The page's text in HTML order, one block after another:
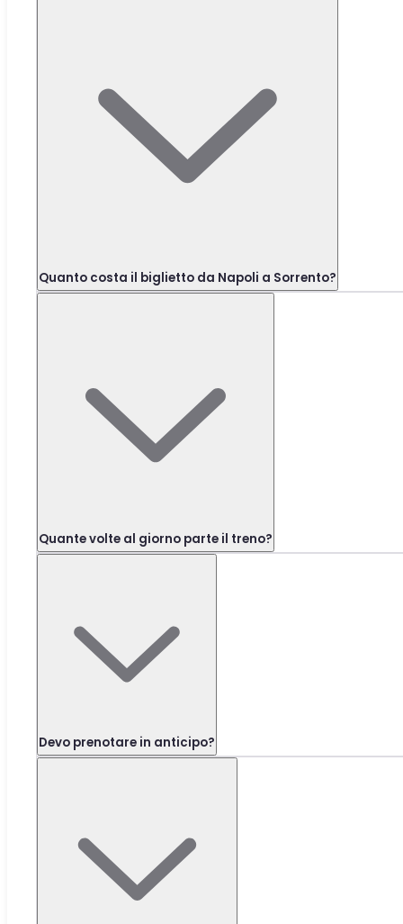
Quanto costa il biglietto da Napoli a Sorrento?
Quante volte al giorno parte il treno?
Devo prenotare in anticipo?